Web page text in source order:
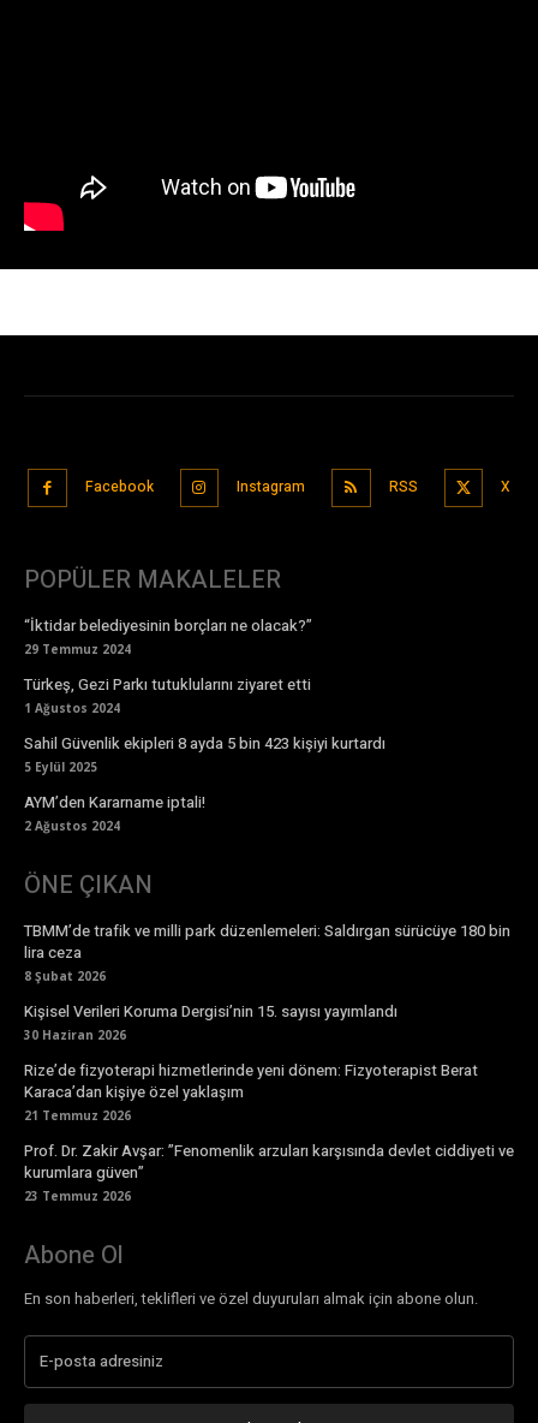
Facebook Instagram RSS X
POPÜLER MAKALELER
“İktidar belediyesinin borçları ne olacak?”
29 Temmuz 2024
Türkeş, Gezi Parkı tutuklularını ziyaret etti
1 Ağustos 2024
Sahil Güvenlik ekipleri 8 ayda 5 bin 423 kişiyi kurtardı
5 Eylül 2025
AYM’den Kararname iptali!
2 Ağustos 2024
ÖNE ÇIKAN
TBMM’de trafik ve milli park düzenlemeleri: Saldırgan sürücüye 180 bin
lira ceza
8 Şubat 2026
Kişisel Verileri Koruma Dergisi’nin 15. sayısı yayımlandı
30 Haziran 2026
Rize’de fizyoterapi hizmetlerinde yeni dönem: Fizyoterapist Berat
Karaca’dan kişiye özel yaklaşım
21 Temmuz 2026
Prof. Dr. Zakir Avşar: ”Fenomenlik arzuları karşısında devlet ciddiyeti ve
kurumlara güven”
23 Temmuz 2026
Abone Ol
En son haberleri, teklifleri ve özel duyuruları almak için abone olun.